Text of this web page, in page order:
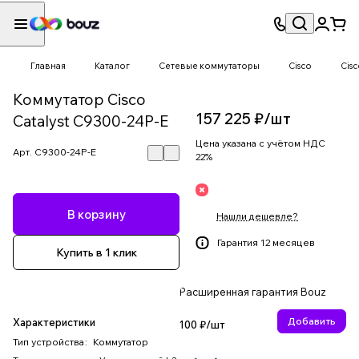
Главная Каталог Сетевые коммутаторы Cisco
Коммутатор Cisco
Catalyst C9300-24P-E
Арт. C9300-24P-E
В корзину
Купить в 1 клик
Характеристики
Тип устройства : Коммутатор
157 225 ₽/шт
Цена указана с учётом НДС
22%
Нашли дешевле?
Гарантия 12 месяцев
Расширенная гарантия Bouz
100 ₽/шт Добавить